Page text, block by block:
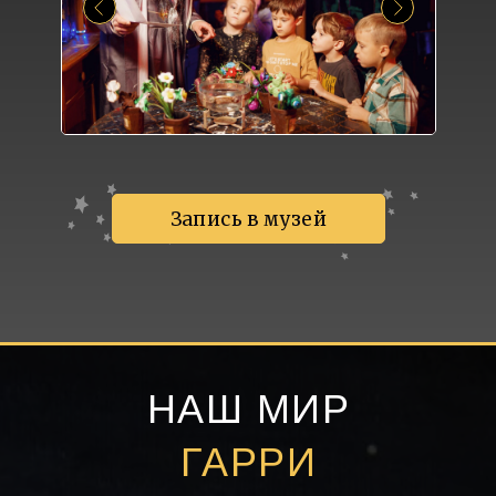
Запись в музей
НАШ МИР
ГАРРИ